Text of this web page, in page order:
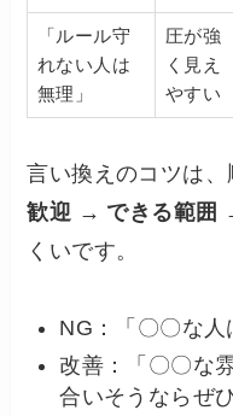
「ルール守
れない人は
無理」
圧が強
く見え
やすい
言い換えのコツは、
歓迎 → できる範囲
くいです。
NG：「〇〇な人
改善：「〇〇な
合いそうならぜひ